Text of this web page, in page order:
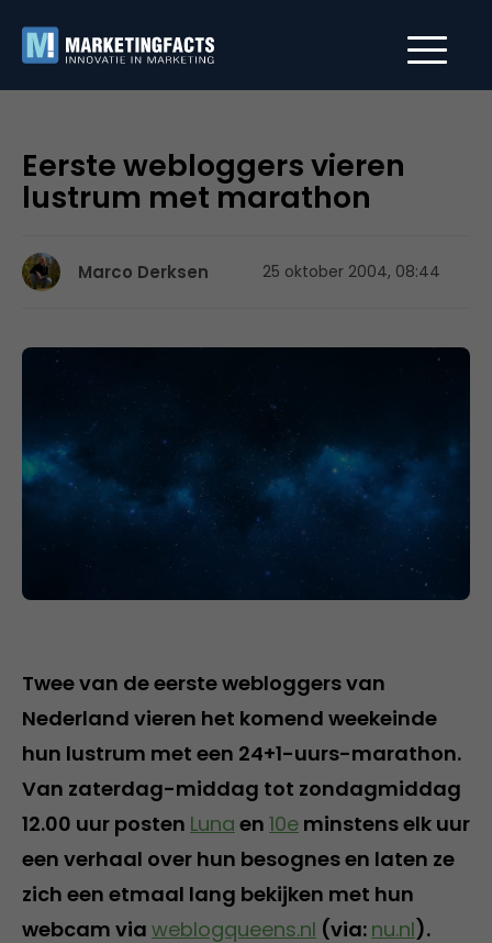
Eerste webloggers vieren
lustrum met marathon
Marco Derksen 25 oktober 2004, 08:44
Twee van de eerste webloggers van
Nederland vieren het komend weekeinde
hun lustrum met een 24+1-uurs-marathon.
Van zaterdag-middag tot zondagmiddag
12.00 uur posten Luna en 10e minstens elk uur
een verhaal over hun besognes en laten ze
zich een etmaal lang bekijken met hun
webcam via weblogqueens.nl (via: nu.nl).